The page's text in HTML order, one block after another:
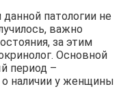
патологии не
важно
за этим
Основной
период –
наличии у женщины